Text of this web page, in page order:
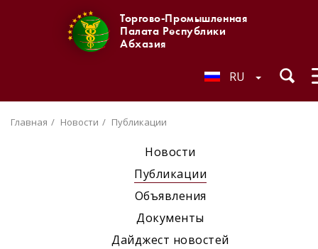
Торгово-Промышленная
Палата Республики
Абхазия
RU
Главная Новости Публикации
Новости
Публикации
Объявления
Документы
Дайджест новостей